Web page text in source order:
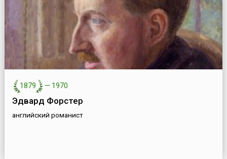
1879 — 1970
Эдвард Форстер
английский романист